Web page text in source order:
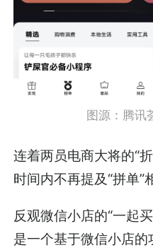
图源：腾讯
连着两员电商大将的“
时间内不再提及“拼单”
反观微信小店的“一起
是一个基于微信小店